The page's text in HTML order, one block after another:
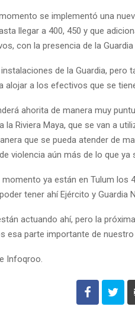
se implementó una
llegar a 400, 450 y que
con la presencia de la Guardia
de la Guardia, pero
alojar a los efectivos que se
ahorita de manera muy
la Riviera Maya, que se van a
que se pueda atender de
violencia aún más de lo que ya
momento ya están en Tulum los
tener ahí Ejército y Guardia
actuando ahí, pero la
esa parte importante de nuestro
Infoqroo.